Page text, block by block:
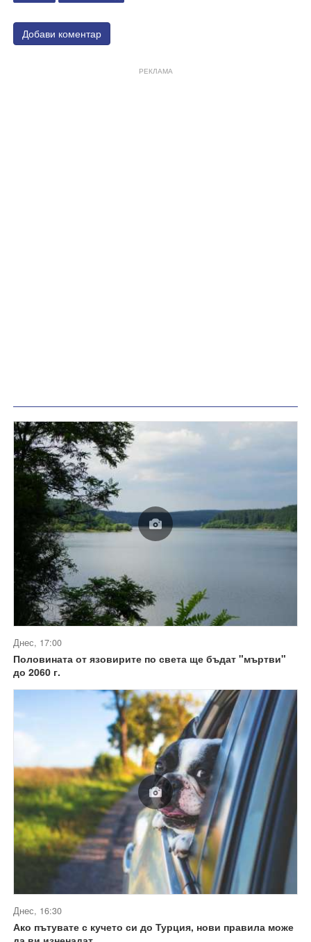
Добави коментар
РЕКЛАМА
Днес, 17:00
Половината от язовирите по света ще бъдат "мъртви"
до 2060 г.
Днес, 16:30
Ако пътувате с кучето си до Турция, нови правила може